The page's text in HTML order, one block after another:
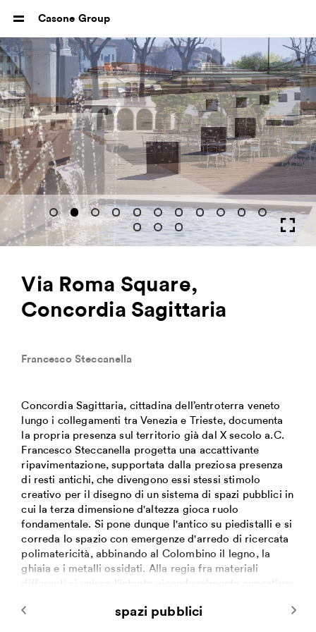
Casone Group
Via Roma Square,
Concordia Sagittaria
Francesco Steccanella
Concordia Sagittaria, cittadina dell’entroterra veneto
lungo i collegamenti tra Venezia e Trieste, documenta
la propria presenza sul territorio già dal X secolo a.C.
Francesco Steccanella progetta una accattivante
ripavimentazione, supportata dalla preziosa presenza
di resti antichi, che divengono essi stessi stimolo
creativo per il disegno di un sistema di spazi pubblici in
cui la terza dimensione d'altezza gioca ruolo
fondamentale. Si pone dunque l'antico su piedistalli e si
correda lo spazio con emergenze d'arredo di ricercata
polimatericità, abbinando al Colombino il legno, la
ghiaia e i metalli ossidati. Alla regia fra materiali
differenti si unisce l'intento vicendevolmente evocativo:
elementi litici ricondotti alla dimensione delle doghe
spazi pubblici